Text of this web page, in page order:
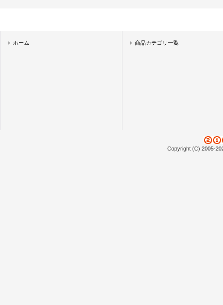
ホーム 商品カテゴリ一覧
Copyright (C) 2005-